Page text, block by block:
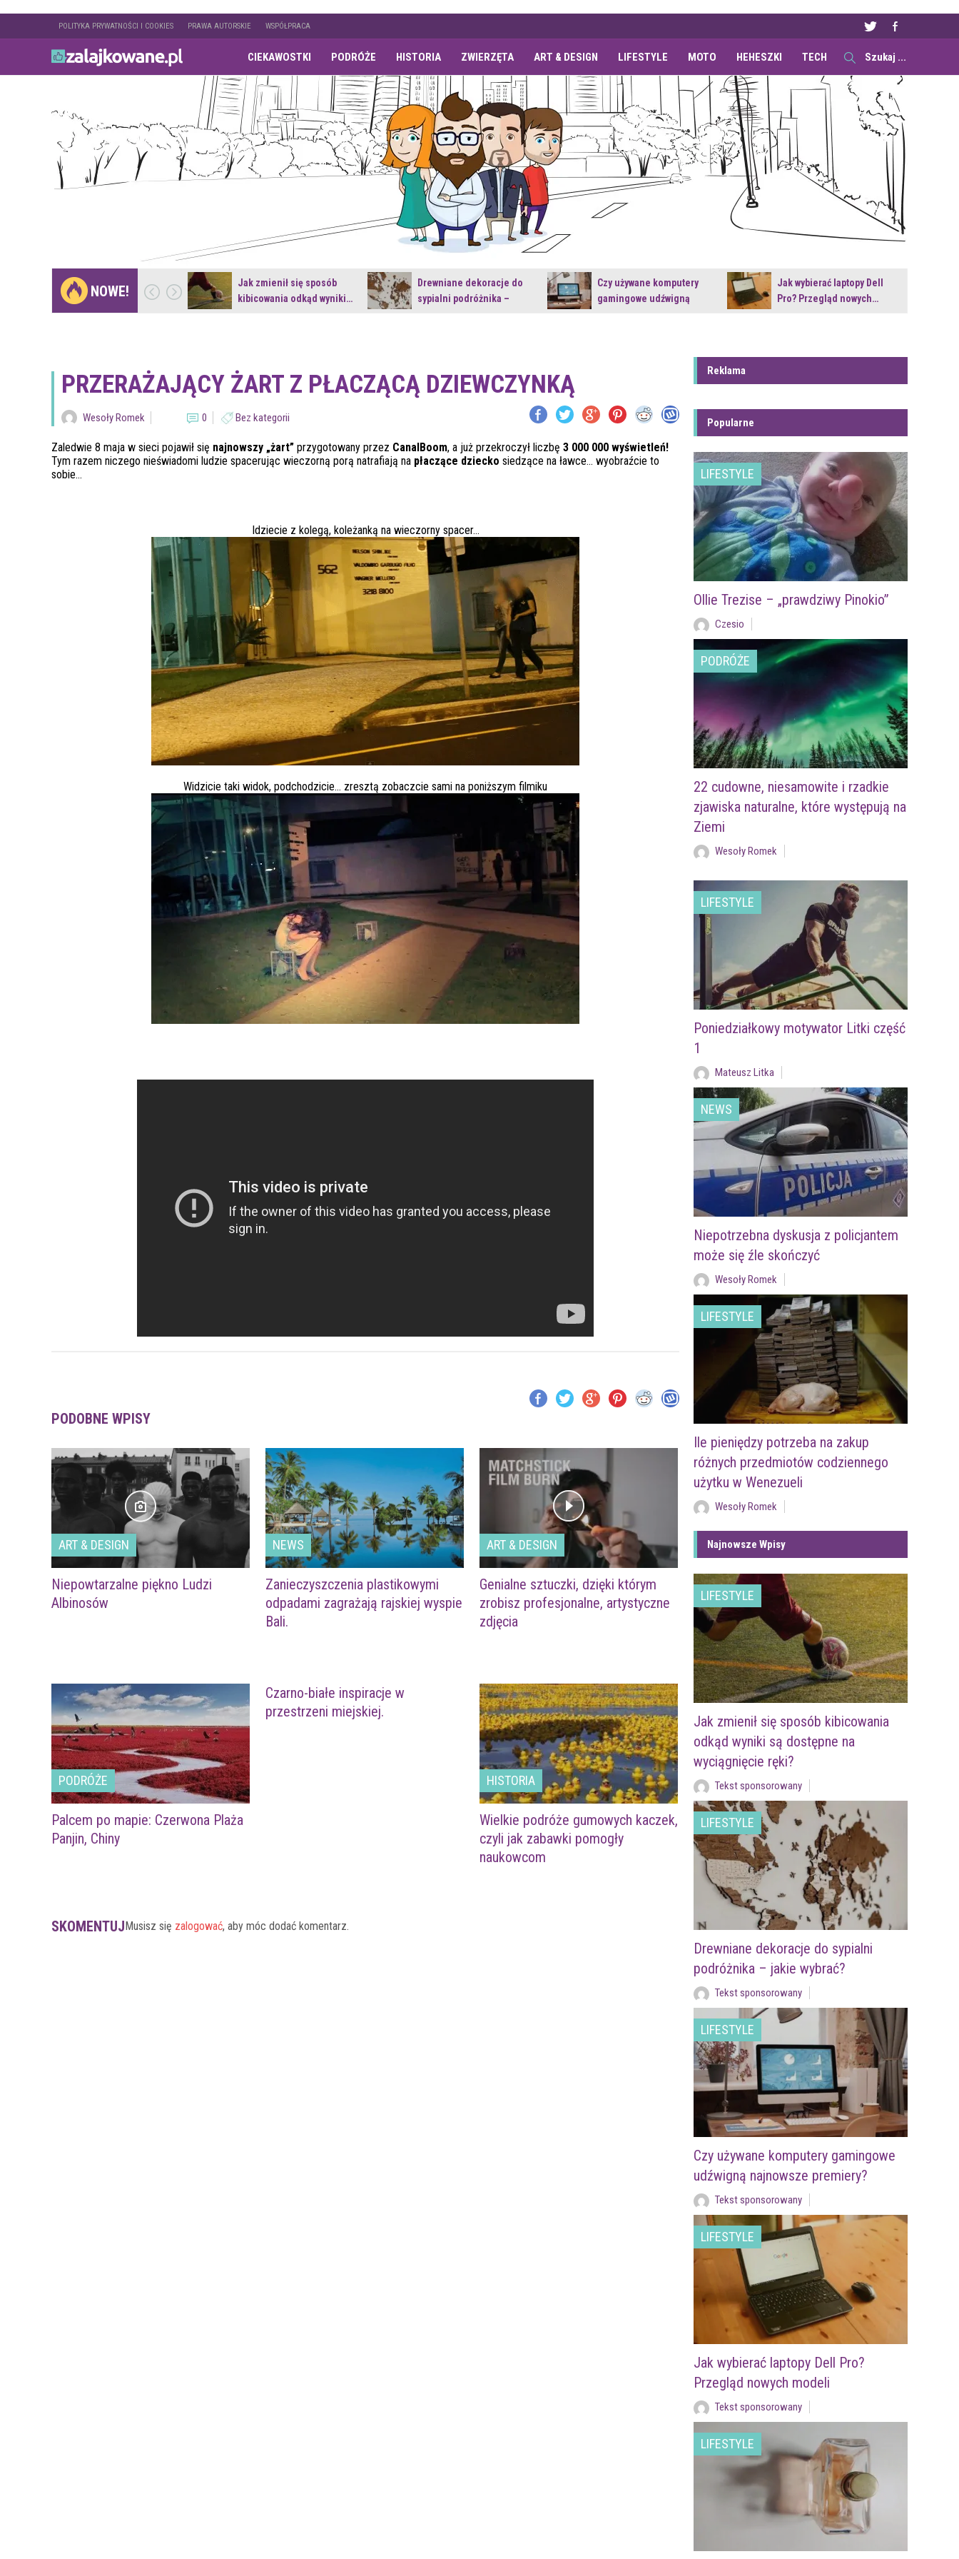
POLITYKA PRYWATNOŚCI I COOKIES PRAWA AUTORSKIE WSPÓŁPRACA
CIEKAWOSTKI PODRÓŻE HISTORIA ZWIERZĘTA ART & DESIGN LIFESTYLE MOTO HEHESZKI TECH
NOWE!
Gdzie pojechać na
weekend z naturą w…
Jak zmienił się sposób
kibicowania odkąd wyniki…
Drewniane dekoracje do
sypialni podróżnika –
Czy używane komputery
gamingowe udźwigną
Jak wybierać laptopy Dell
Pro? Przegląd nowych…
PRZERAŻAJĄCY ŻART Z PŁACZĄCĄ DZIEWCZYNKĄ
Wesoły Romek 0 Bez kategorii
Zaledwie 8 maja w sieci pojawił się najnowszy „żart” przygotowany przez CanalBoom, a już przekroczył liczbę 3 000 000 wyświetleń!
Tym razem niczego nieświadomi ludzie spacerując wieczorną porą natrafiają na płaczące dziecko siedzące na ławce… wyobraźcie to
sobie…
Idziecie z kolegą, koleżanką na wieczorny spacer…
Widzicie taki widok, podchodzicie… zresztą zobaczcie sami na poniższym filmiku
PODOBNE WPISY
ART & DESIGN
Niepowtarzalne piękno Ludzi
Albinosów
NEWS
Zanieczyszczenia plastikowymi
odpadami zagrażają rajskiej wyspie
Bali.
ART & DESIGN
Genialne sztuczki, dzięki którym
zrobisz profesjonalne, artystyczne
zdjęcia
PODRÓŻE
Palcem po mapie: Czerwona Plaża
Panjin, Chiny
Czarno-białe inspiracje w
przestrzeni miejskiej.
HISTORIA
Wielkie podróże gumowych kaczek,
czyli jak zabawki pomogły
naukowcom
SKOMENTUJMusisz się zalogować, aby móc dodać komentarz.
Reklama
Popularne
LIFESTYLE
Ollie Trezise – „prawdziwy Pinokio”
Czesio
PODRÓŻE
22 cudowne, niesamowite i rzadkie
zjawiska naturalne, które występują na
Ziemi
Wesoły Romek
LIFESTYLE
Poniedziałkowy motywator Litki część
1
Mateusz Litka
NEWS
Niepotrzebna dyskusja z policjantem
może się źle skończyć
Wesoły Romek
LIFESTYLE
Ile pieniędzy potrzeba na zakup
różnych przedmiotów codziennego
użytku w Wenezueli
Wesoły Romek
Najnowsze Wpisy
LIFESTYLE
Jak zmienił się sposób kibicowania
odkąd wyniki są dostępne na
wyciągnięcie ręki?
Tekst sponsorowany
LIFESTYLE
Drewniane dekoracje do sypialni
podróżnika – jakie wybrać?
Tekst sponsorowany
LIFESTYLE
Czy używane komputery gamingowe
udźwigną najnowsze premiery?
Tekst sponsorowany
LIFESTYLE
Jak wybierać laptopy Dell Pro?
Przegląd nowych modeli
Tekst sponsorowany
LIFESTYLE